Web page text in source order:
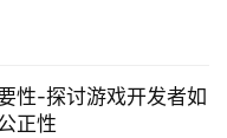
性-探讨游戏开发者如
正性